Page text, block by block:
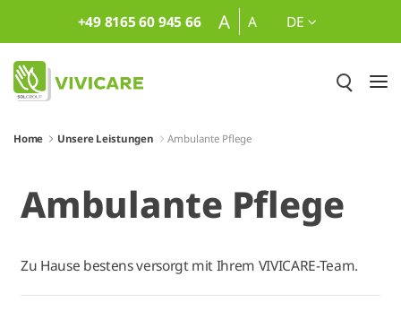
Zum Hauptinhalt springen
+49 8165 60 945 66 A A DE
Home Unsere Leistungen Ambulante Pflege
Ambulante Pflege
Zu Hause bestens versorgt mit Ihrem VIVICARE-Team.